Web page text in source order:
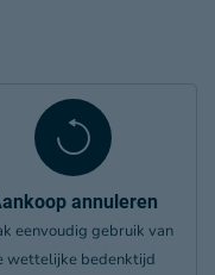
annuleren
eenvoudig gebruik van
wettelijke bedenktijd